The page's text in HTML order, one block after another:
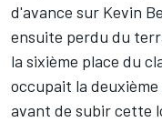
d'avance sur Kevin
ensuite perdu du
la sixième place du
occupait la
avant de subir cette